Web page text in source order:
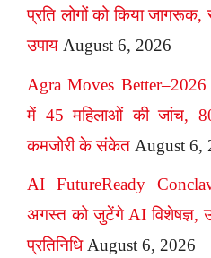
प्रति लोगों को किया जागरूक,
उपाय August 6, 2026
Agra Moves Better–2026
में 45 महिलाओं की जांच,
कमजोरी के संकेत August 6,
AI FutureReady
अगस्त को जुटेंगे AI विशेषज्ञ,
प्रतिनिधि August 6, 2026